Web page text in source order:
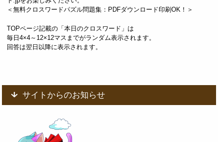
＜無料クロスワードパズル問題集：PDFダウンロード印刷OK！＞
TOPページ記載の「本日のクロスワード」は
毎日4×4～12×12マスまでがランダム表示されます。
回答は翌日以降に表示されます。
サイトからのお知らせ